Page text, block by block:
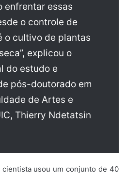
enfrentar essas
o controle de
o cultivo de plantas
explicou o
do estudo e
pós-doutorado em
de Artes e
Thierry Ndetatsin
cientista usou um conjunto de 40